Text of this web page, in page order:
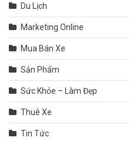
Du Lịch
Marketing Online
Mua Bán Xe
Sản Phẩm
Sức Khỏe – Làm Đẹp
Thuê Xe
Tin Tức